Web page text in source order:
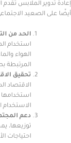
الملابس تقدم العديد
الاجتماعي
الحد من التلوث
استخدام المواد
الهواء والماء. كما
المرتبطة بصناعة
تحقيق الاقتصاد
الاقتصاد الدائري،
استخدامها مرة
الاستخدام المستدام
دعم المجتمعات
توزيعها، يمكن أن
احتياجات الأشخاص